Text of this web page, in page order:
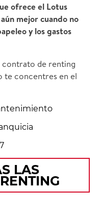
ofrece el Lotus
mejor cuando no
y los gastos
contrato de renting
te concentres en el
LAS